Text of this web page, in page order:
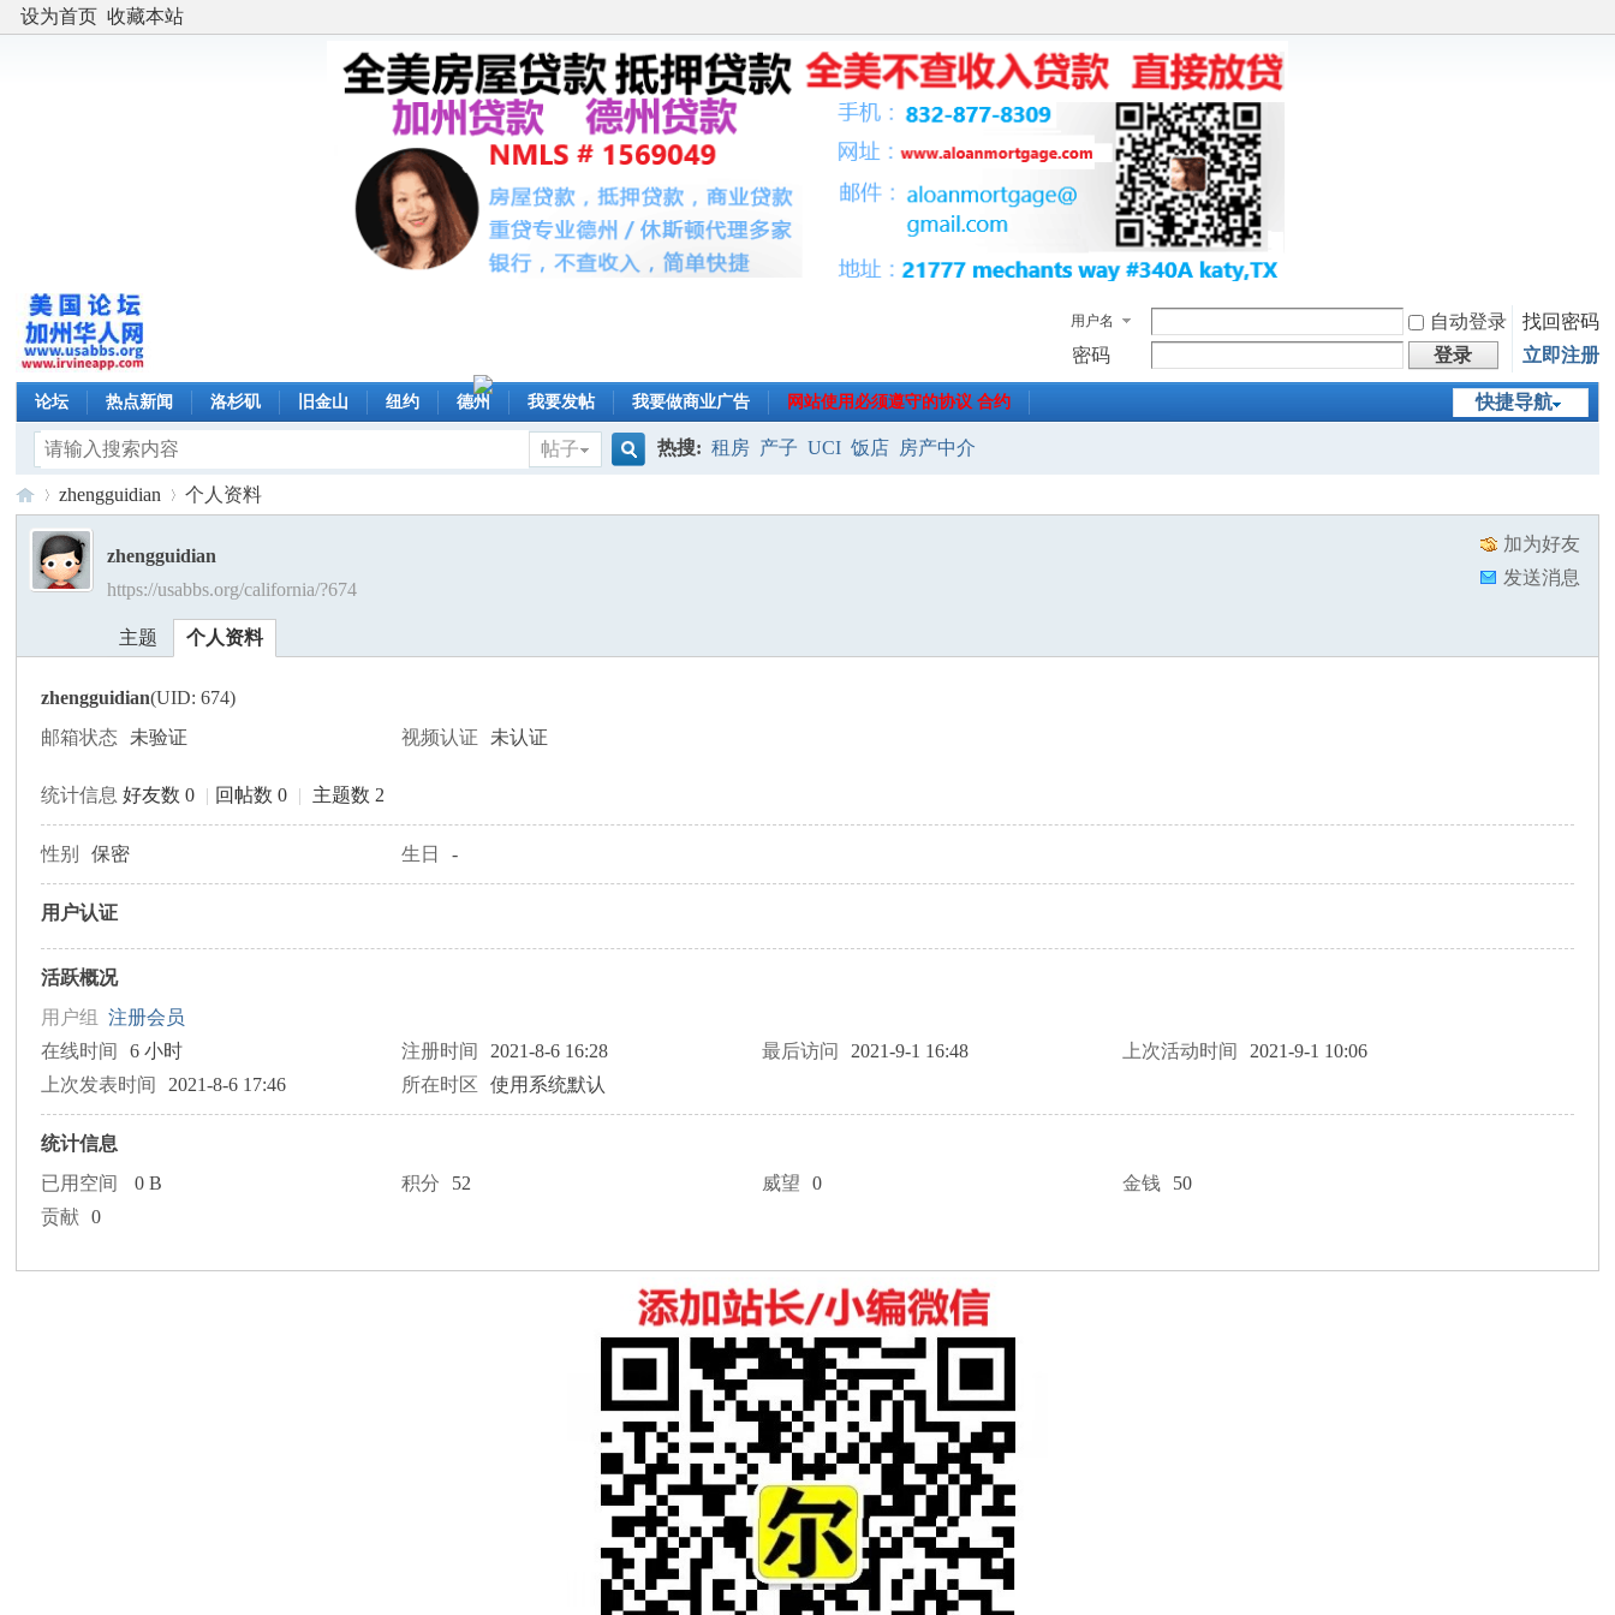
设为首页 收藏本站
用户名 自动登录
找回密码
密码
登录 立即注册
快捷导航
论坛 热点新闻 洛杉矶 旧金山 纽约 德州 我要发帖 我要做商业广告 网站使用必须遵守的协议 合约
帖子
热搜: 租房 产子 UCI 饭店 房产中介
美›
zhengguidian
›
个人资料
加为好友
发送消息
zhengguidian
https://usabbs.org/california/?674
主题 个人资料
zhengguidian(UID: 674)
邮箱状态
未验证 视频认证 未认证
统计信息 好友数 0 | 回帖数 0 | 主题数 2
性别 保密 生日 -
用户认证
活跃概况
用户组注册会员
在线时间
6 小时 注册时间 2021-8-6 16:28 最后访问 2021-9-1 16:48 上次活动时间
2021-9-1 10:06
上次发表时间
2021-8-6 17:46 所在时区 使用系统默认
统计信息
已用空间
0 B 积分 52 威望 0 金钱
50
贡献
0